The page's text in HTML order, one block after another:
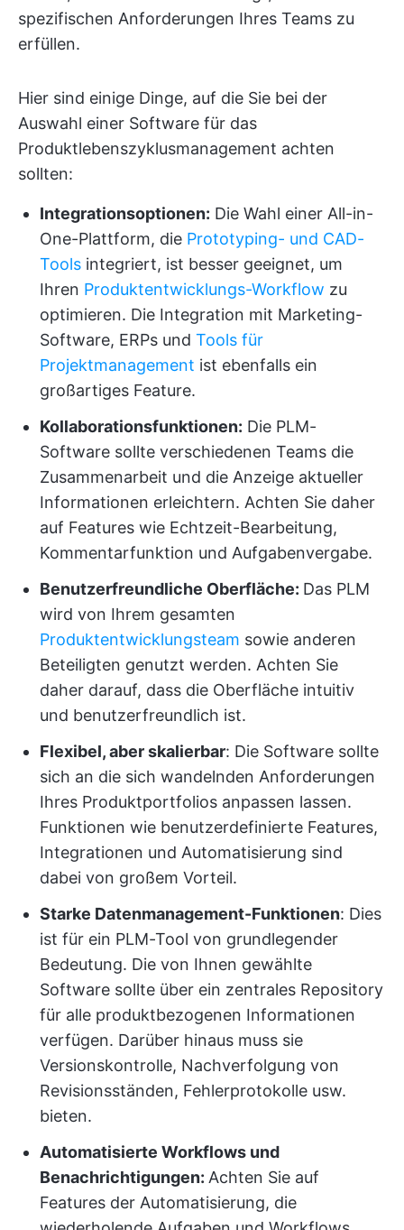
spezifischen Anforderungen Ihres Teams zu
erfüllen.
Hier sind einige Dinge, auf die Sie bei der
Auswahl einer Software für das
Produktlebenszyklusmanagement achten
sollten:
Integrationsoptionen: Die Wahl einer All-in-
One-Plattform, die Prototyping- und CAD-
Tools integriert, ist besser geeignet, um
Ihren Produktentwicklungs-Workflow zu
optimieren. Die Integration mit Marketing-
Software, ERPs und Tools für
Projektmanagement ist ebenfalls ein
großartiges Feature.
Kollaborationsfunktionen: Die PLM-
Software sollte verschiedenen Teams die
Zusammenarbeit und die Anzeige aktueller
Informationen erleichtern. Achten Sie daher
auf Features wie Echtzeit-Bearbeitung,
Kommentarfunktion und Aufgabenvergabe.
Benutzerfreundliche Oberfläche: Das PLM
wird von Ihrem gesamten
Produktentwicklungsteam sowie anderen
Beteiligten genutzt werden. Achten Sie
daher darauf, dass die Oberfläche intuitiv
und benutzerfreundlich ist.
Flexibel, aber skalierbar: Die Software sollte
sich an die sich wandelnden Anforderungen
Ihres Produktportfolios anpassen lassen.
Funktionen wie benutzerdefinierte Features,
Integrationen und Automatisierung sind
dabei von großem Vorteil.
Starke Datenmanagement-Funktionen: Dies
ist für ein PLM-Tool von grundlegender
Bedeutung. Die von Ihnen gewählte
Software sollte über ein zentrales Repository
für alle produktbezogenen Informationen
verfügen. Darüber hinaus muss sie
Versionskontrolle, Nachverfolgung von
Revisionsständen, Fehlerprotokolle usw.
bieten.
Automatisierte Workflows und
Benachrichtigungen: Achten Sie auf
Features der Automatisierung, die